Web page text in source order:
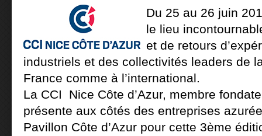
Du 25 au 26 juin
le lieu
et de retours
industriels et des collectivités leaders de
France comme à l’international.
La CCI Nice Côte d’Azur, membre
présente aux côtés des entreprises
Pavillon Côte d’Azur pour cette 3ème